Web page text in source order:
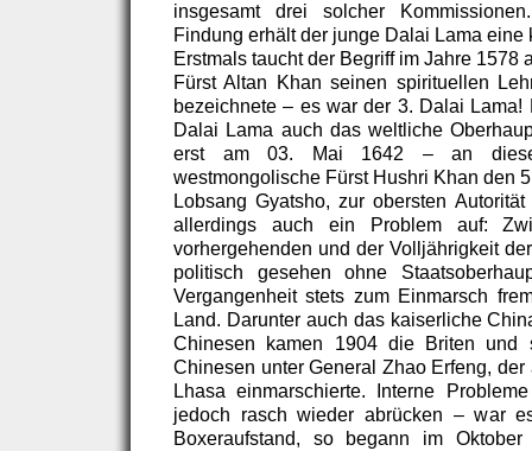
insgesamt drei solcher
Findung erhält der junge Dalai Lama
Erstmals taucht der Begriff im Jahre 1578
Fürst Altan Khan seinen spirituellen
bezeichnete – es war der 3. Dalai
Dalai Lama auch das weltliche
erst am 03. Mai 1642 – an
westmongolische Fürst Hushri Khan den
Lobsang Gyatsho, zur obersten
allerdings auch ein Problem auf:
vorhergehenden und der Volljährigkeit
politisch gesehen ohne
Vergangenheit stets zum Einmarsch
Land. Darunter auch das kaiserliche
Chinesen kamen 1904 die Briten und
Chinesen unter General Zhao Erfeng,
Lhasa einmarschierte. Interne
jedoch rasch wieder abrücken – war
Boxeraufstand, so begann im